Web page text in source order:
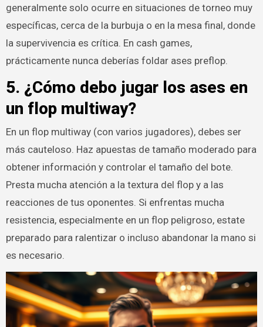
generalmente solo ocurre en situaciones de torneo muy
específicas, cerca de la burbuja o en la mesa final, donde
la supervivencia es crítica. En cash games,
prácticamente nunca deberías foldar ases preflop.
5. ¿Cómo debo jugar los ases en
un flop multiway?
En un flop multiway (con varios jugadores), debes ser
más cauteloso. Haz apuestas de tamaño moderado para
obtener información y controlar el tamaño del bote.
Presta mucha atención a la textura del flop y a las
reacciones de tus oponentes. Si enfrentas mucha
resistencia, especialmente en un flop peligroso, estate
preparado para ralentizar o incluso abandonar la mano si
es necesario.